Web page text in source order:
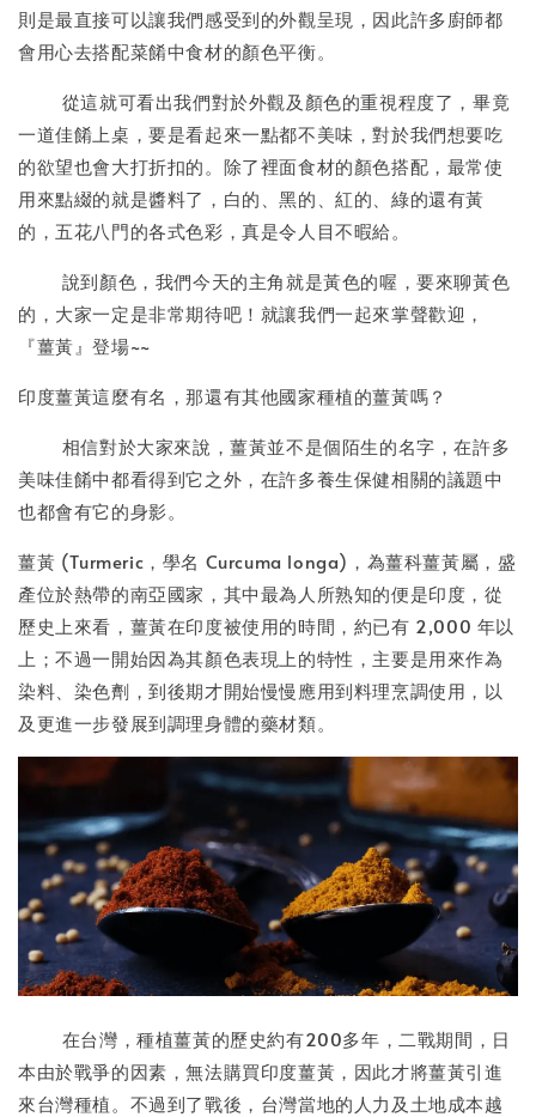
則是最直接可以讓我們感受到的外觀呈現，因此許多廚師都
會用心去搭配菜餚中食材的顏色平衡。
從這就可看出我們對於外觀及顏色的重視程度了，畢竟
一道佳餚上桌，要是看起來一點都不美味，對於我們想要吃
的欲望也會大打折扣的。除了裡面食材的顏色搭配，最常使
用來點綴的就是醬料了，白的、黑的、紅的、綠的還有黃
的，五花八門的各式色彩，真是令人目不暇給。
說到顏色，我們今天的主角就是黃色的喔，要來聊黃色
的，大家一定是非常期待吧！就讓我們一起來掌聲歡迎，
『薑黃』登場~~
印度薑黃這麼有名，那還有其他國家種植的薑黃嗎？
相信對於大家來說，薑黃並不是個陌生的名字，在許多
美味佳餚中都看得到它之外，在許多養生保健相關的議題中
也都會有它的身影。
薑黃 (Turmeric，學名 Curcuma longa)，為薑科薑黃屬，盛
產位於熱帶的南亞國家，其中最為人所熟知的便是印度，從
歷史上來看，薑黃在印度被使用的時間，約已有 2,000 年以
上；不過一開始因為其顏色表現上的特性，主要是用來作為
染料、染色劑，到後期才開始慢慢應用到料理烹調使用，以
及更進一步發展到調理身體的藥材類。
在台灣，種植薑黃的歷史約有200多年，二戰期間，日
本由於戰爭的因素，無法購買印度薑黃，因此才將薑黃引進
來台灣種植。不過到了戰後，台灣當地的人力及土地成本越